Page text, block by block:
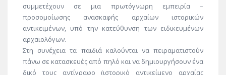
συμμετέχουν σε μια πρωτόγνωρη εμπειρία –
προσομοίωσης ανασκαφής αρχαίων ιστορικών
αντικειμένων, υπό την κατεύθυνση των ειδικευμένων
αρχαιολόγων.
Στη συνέχεια τα παιδιά καλούνται να πειραματιστούν
πάνω σε κατασκευές από πηλό και να δημιουργήσουν ένα
δικό τους αντίγραφο (ιστορικό αντικείμενο αρχαίας